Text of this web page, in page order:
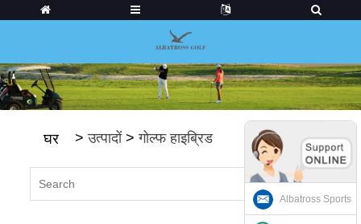
घर > उत्पादों>गोल्फ हाइब्रिड
Albatross Sports